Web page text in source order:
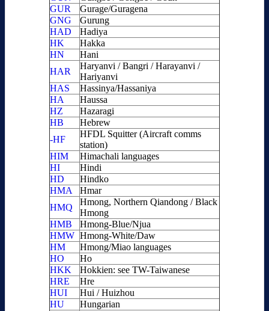
GUR
Gurage/Guragena
GNG
Gurung
HAD
Hadiya
HK
Hakka
HN
Hani
HAR
Haryanvi / Bangri / Harayanvi /
Hariyanvi
HAS
Hassinya/Hassaniya
HA
Haussa
HZ
Hazaragi
HB
Hebrew
-HF
HFDL Squitter (Aircraft comms
station)
HIM
Himachali languages
HI
Hindi
HD
Hindko
HMA
Hmar
HMQ
Hmong, Northern Qiandong / Black
Hmong
HMB
Hmong-Blue/Njua
HMW Hmong-White/Daw
HM
Hmong/Miao languages
HO
Ho
HKK
Hokkien: see TW-Taiwanese
HRE
Hre
HUI
Hui / Huizhou
HU
Hungarian